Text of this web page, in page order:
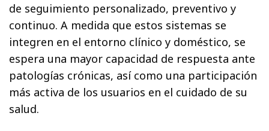
de seguimiento personalizado, preventivo y
continuo. A medida que estos sistemas se
integren en el entorno clínico y doméstico, se
espera una mayor capacidad de respuesta ante
patologías crónicas, así como una participación
más activa de los usuarios en el cuidado de su
salud.